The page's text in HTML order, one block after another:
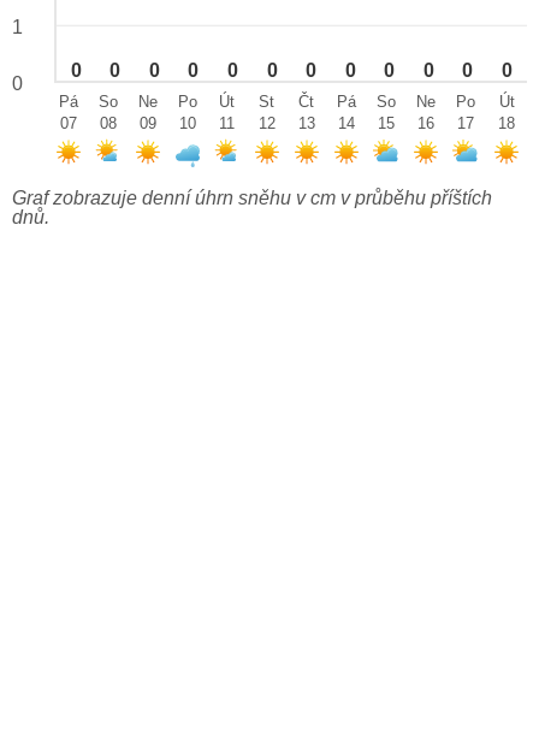
0 0 0 0 0 0 0 0 0 0 0 0
1
0
Pá
07
So
08
Ne
09
Po
10
Út
11
St
12
Čt
13
Pá
14
So
15
Ne
16
Po
17
Út
18
Graf zobrazuje denní úhrn sněhu v cm v průběhu příštích
dnů.